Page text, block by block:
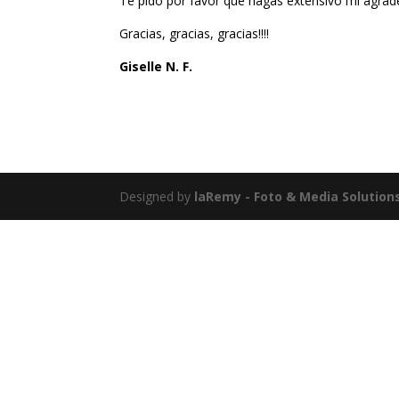
Gracias, gracias, gracias!!!!
Giselle N. F.
Designed by laRemy - Foto & Media